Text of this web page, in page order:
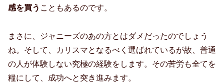
感を買う こともあるのです。
まさに、ジャニーズのあの方とはダメだったのでしょう
ね。そして、カリスマとなるべく選ばれているが故、普通
の人が体験しない究極の経験をします。その苦労も全てを
糧にして、成功へと突き進みます。